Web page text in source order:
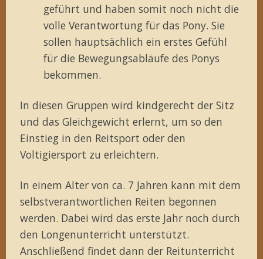
geführt und haben somit noch nicht die
volle Verantwortung für das Pony. Sie
sollen hauptsächlich ein erstes Gefühl
für die Bewegungsabläufe des Ponys
bekommen.
In diesen Gruppen wird kindgerecht der Sitz
und das Gleichgewicht erlernt, um so den
Einstieg in den Reitsport oder den
Voltigiersport zu erleichtern.
In einem Alter von ca. 7 Jahren kann mit dem
selbstverantwortlichen Reiten begonnen
werden. Dabei wird das erste Jahr noch durch
den Longenunterricht unterstützt.
Anschließend findet dann der Reitunterricht